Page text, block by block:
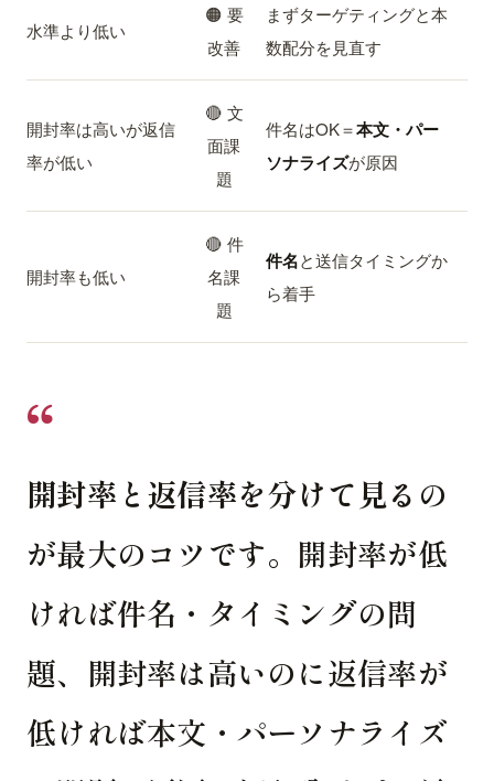
水準より低い
🟠 要
改善
まずターゲティングと本
数配分を見直す
開封率は高いが返信
率が低い
🔴 文
面課
題
件名はOK＝本文・パー
ソナライズが原因
開封率も低い
🔴 件
名課
題
件名と送信タイミングか
ら着手
開封率と返信率を分けて見る の
が最大のコツです。開封率が低
ければ件名・タイミングの問
題、開封率は高いのに返信率が
低ければ本文・パーソナライズ